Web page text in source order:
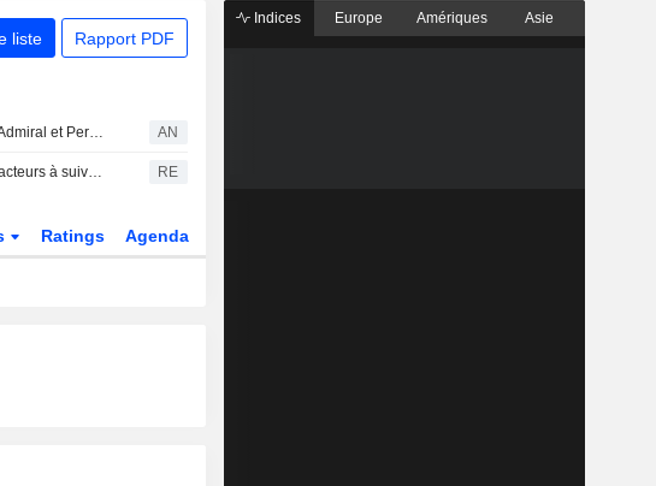
liste Rapport PDF
Le FTSE 100 soutenu par Admiral et Persimmon AN
Actions britanniques : les facteurs à suivre le 6 août RE
Ratings Agenda
Indices Europe Amériques Asie